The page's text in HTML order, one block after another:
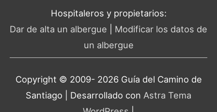
Hospitaleros y propietarios:
Dar de alta un albergue
Modificar los datos de
un albergue
Copyright © 2009- 2026 Guía del Camino de
Santiago | Desarrollado con Astra Tema